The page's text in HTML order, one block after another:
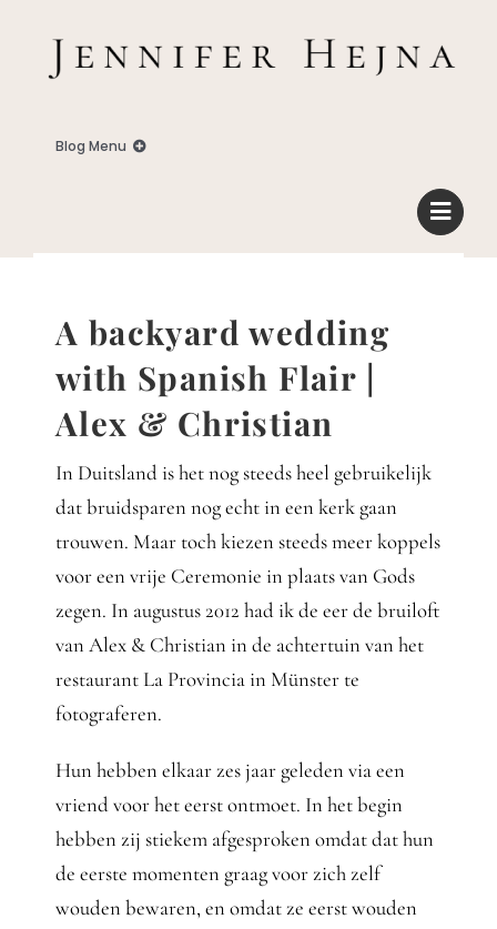
Blog Menu
Business
Familie
Gedanken
Mindset
Schreiben
A backyard wedding
with Spanish Flair |
Alex & Christian
In Duitsland is het nog steeds heel gebruikelijk
dat bruidsparen nog echt in een kerk gaan
trouwen. Maar toch kiezen steeds meer koppels
voor een vrije Ceremonie in plaats van Gods
zegen. In augustus 2012 had ik de eer de bruiloft
van Alex & Christian in de achtertuin van het
restaurant La Provincia in Münster te
fotograferen.
Hun hebben elkaar zes jaar geleden via een
vriend voor het eerst ontmoet. In het begin
hebben zij stiekem afgesproken omdat dat hun
de eerste momenten graag voor zich zelf
wouden bewaren, en omdat ze eerst wouden